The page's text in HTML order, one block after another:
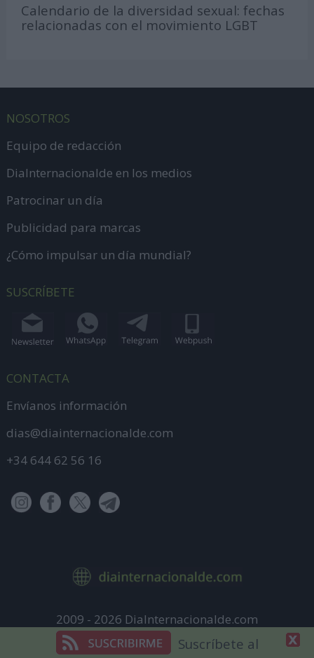
Calendario de la diversidad sexual: fechas
relacionadas con el movimiento LGBT
NOSOTROS
Equipo de redacción
DiaInternacionalde en los medios
Patrocinar un día
Publicidad para marcas
¿Cómo impulsar un día mundial?
SUSCRÍBETE
CONTACTA
Envíanos información
dias@diainternacionalde.com
+34 644 62 56 16
2009 - 2026 DiaInternacionalde.com
Aviso LegalSuscríbete al